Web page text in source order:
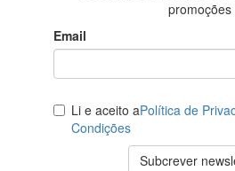
promoções
Email
Li e aceito aPolítica de
Condições
Subcrever